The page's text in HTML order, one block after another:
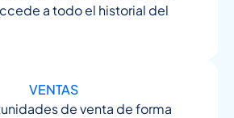
a todo el historial del
VENTAS
de venta de forma